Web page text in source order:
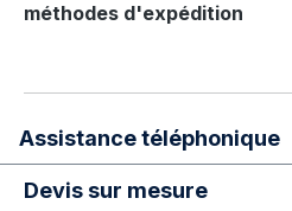
méthodes d'expédition
Assistance téléphonique
Devis sur mesure